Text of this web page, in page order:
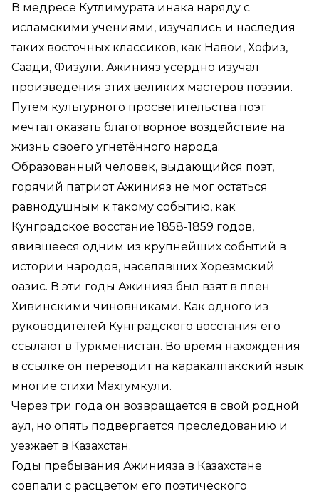
В медресе Кутлимурата инака наряду с
исламскими учениями, изучались и наследия
таких восточных классиков, как Навои, Хофиз,
Саади, Физули. Ажинияз усердно изучал
произведения этих великих мастеров поэзии.
Путем культурного просветительства поэт
мечтал оказать благотворное воздействие на
жизнь своего угнетённого народа.
Образованный человек, выдающийся поэт,
горячий патриот Ажинияз не мог остаться
равнодушным к такому событию, как
Кунградское восстание 1858-1859 годов,
явившееся одним из крупнейших событий в
истории народов, населявших Хорезмский
оазис. В эти годы Ажинияз был взят в плен
Хивинскими чиновниками. Как одного из
руководителей Кунградского восстания его
ссылают в Туркменистан. Во время нахождения
в ссылке он переводит на каракалпакский язык
многие стихи Махтумкули.
Через три года он возвращается в свой родной
аул, но опять подвергается преследованию и
уезжает в Казахстан.
Годы пребывания Ажинияза в Казахстане
совпали с расцветом его поэтического